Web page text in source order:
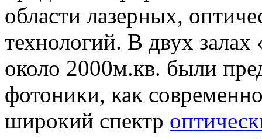
области лазерных,
технологий. В двух
около 2000м.кв. были
фотоники, как
широкий спектр